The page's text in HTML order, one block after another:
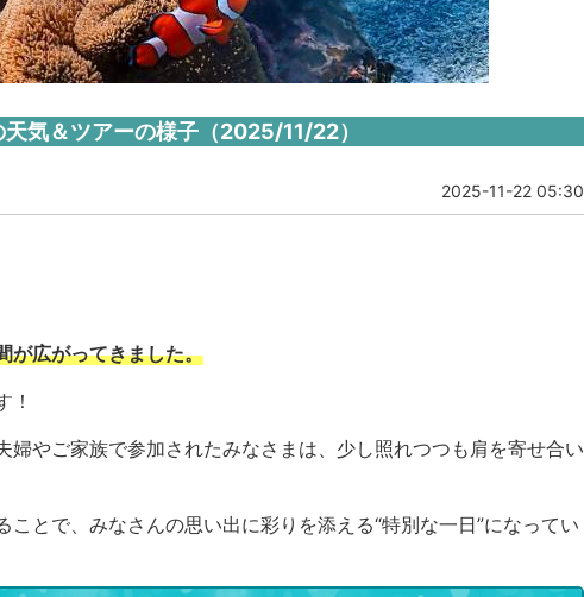
気＆ツアーの様子（2025/11/22）
2025-11-22 05:30
が広がってきました。
！
婦やご家族で参加されたみなさまは、少し照れつつも肩を寄せ合い
とで、みなさんの思い出に彩りを添える“特別な一日”になってい